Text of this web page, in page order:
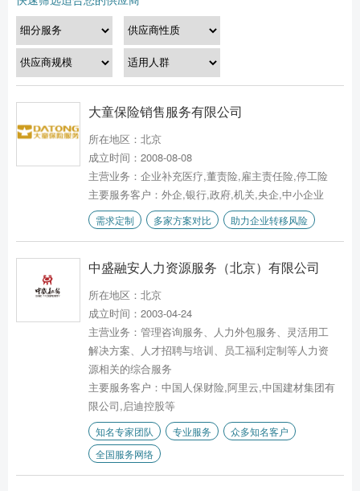
大童保险销售服务有限公司
所在地区：北京
成立时间：2008-08-08
主营业务：企业补充医疗,董责险,雇主责任险,停工险
主要服务客户：外企,银行,政府,机关,央企,中小企业
需求定制 多家方案对比 助力企业转移风险
中盛融安人力资源服务（北京）有限公司
所在地区：北京
成立时间：2003-04-24
主营业务：管理咨询服务、人力外包服务、灵活用工
解决方案、人才招聘与培训、员工福利定制等人力资
源相关的综合服务
主要服务客户：中国人保财险,阿里云,中国建材集团有
限公司,启迪控股等
知名专家团队 专业服务
众多知名客户
全国服务网络